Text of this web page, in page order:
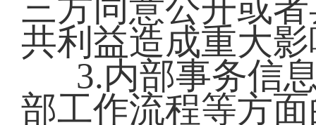
三方同意公开或
共利益造成重大
3.内部事务信
部工作流程等方